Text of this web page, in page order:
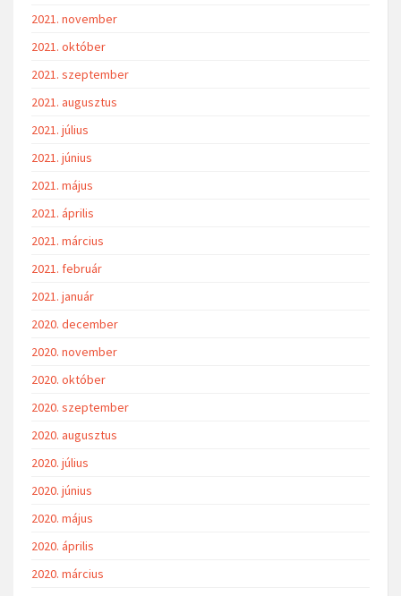
2021. november
2021. október
2021. szeptember
2021. augusztus
2021. július
2021. június
2021. május
2021. április
2021. március
2021. február
2021. január
2020. december
2020. november
2020. október
2020. szeptember
2020. augusztus
2020. július
2020. június
2020. május
2020. április
2020. március